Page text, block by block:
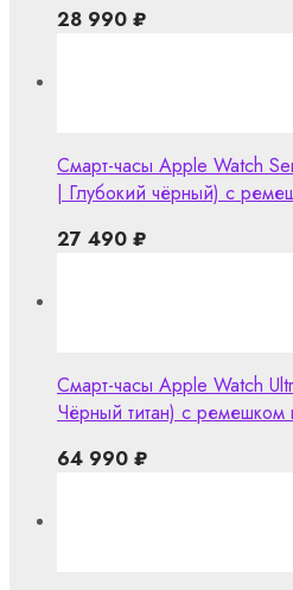
28 990 ₽
Смарт-часы Apple Watch
| Глубокий чёрный) с
27 490 ₽
Смарт-часы Apple Watch
Чёрный титан) с ремешком
64 990 ₽